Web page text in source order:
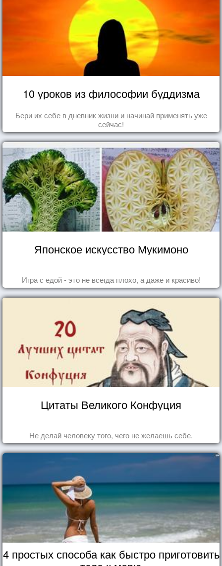
10 уроков из философии буддизма
Бери их себе в дневник жизни и начинай применять уже
сейчас!
Японское искусство Мукимоно
Игра с едой - это не всегда плохо, а даже и красиво!
Цитаты Великого Конфуция
Не делай человеку того, чего не желаешь себе.
4 простых способа как быстро приготовить